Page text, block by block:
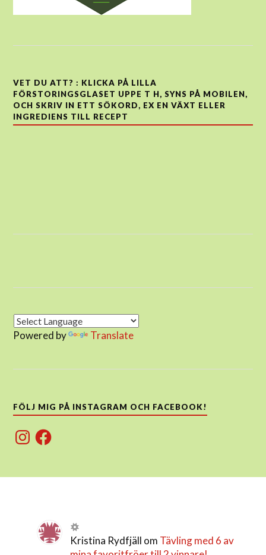
VET DU ATT? : KLICKA PÅ LILLA
FÖRSTORINGSGLASET UPPE T H, SYNS PÅ MOBILEN,
OCH SKRIV IN ETT SÖKORD, EX EN VÄXT ELLER
INGREDIENS TILL RECEPT
Powered by Translate
FÖLJ MIG PÅ INSTAGRAM OCH FACEBOOK!
InstagramFacebook
Kristina Rydfjäll om Tävling med 6 av